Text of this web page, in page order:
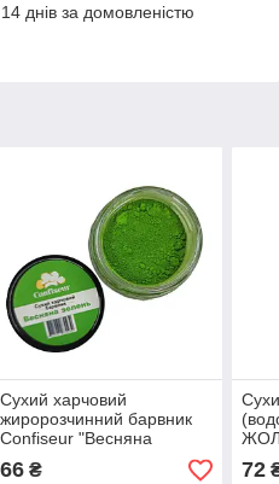
днів за домовленістю
Сухий харчовий
жиророзчинний барвник
Confiseur "Весняна
зелень" 4 г
66₴ 72